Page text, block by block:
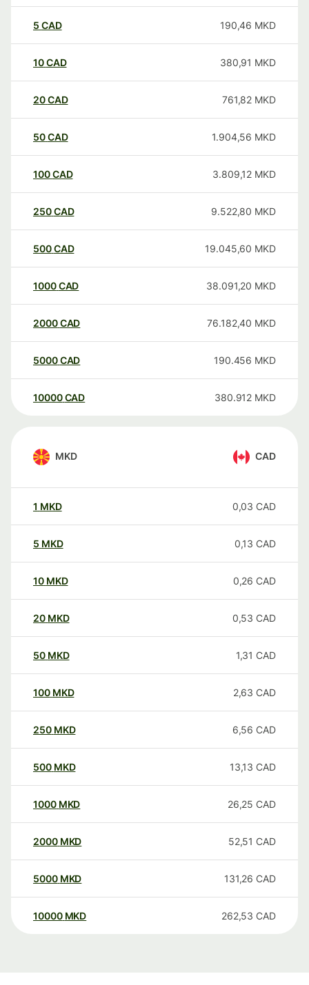
5 CAD 190,46 MKD
10CAD 380,91 MKD
20CAD 761,82 MKD
50CAD 1.904,56 MKD
100CAD 3.809,12 MKD
250CAD 9.522,80 MKD
500CAD 19.045,60 MKD
1000CAD 38.091,20 MKD
2000CAD 76.182,40 MKD
5000CAD 190.456 MKD
10000 CAD 380.912 MKD
MKD CAD
1 MKD 0,03 CAD
5 MKD 0,13 CAD
10 MKD 0,26 CAD
20 MKD 0,53 CAD
50 MKD 1,31 CAD
100 MKD 2,63 CAD
250 MKD 6,56 CAD
500 MKD 13,13 CAD
1000 MKD 26,25 CAD
2000 MKD 52,51 CAD
5000 MKD 131,26 CAD
10000 MKD 262,53 CAD